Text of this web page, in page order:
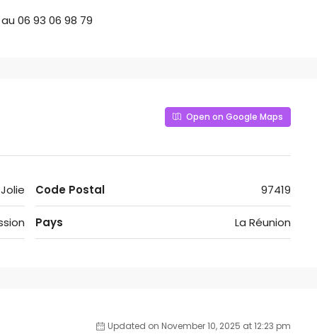
06 93 06 98 79
Open on Google Maps
Code Postal 97419
Pays La Réunion
Updated on November 10, 2025 at 12:23 pm